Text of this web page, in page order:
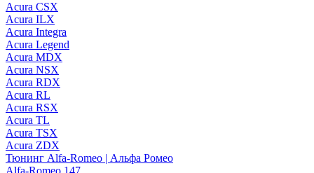
Acura CSX
Acura ILX
Acura Integra
Acura Legend
Acura MDX
Acura NSX
Acura RDX
Acura RL
Acura RSX
Acura TL
Acura TSX
Acura ZDX
Тюнинг Alfa-Romeo | Альфа Ромео
Alfa-Romeo 147